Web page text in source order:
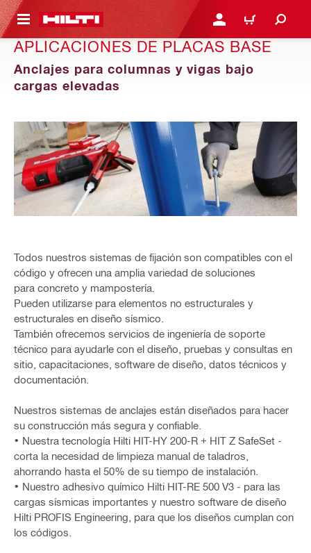
PRINCIPAL INICIE SESIÓN O
CARRITO
APLICACIONES DE PLACAS BASE
Anclajes para columnas y vigas bajo
cargas elevadas
Todos nuestros sistemas de fijación son compatibles con el
código y ofrecen una amplia variedad de soluciones
para concreto y mampostería.
Pueden utilizarse para elementos no estructurales y
estructurales en diseño sísmico.
También ofrecemos servicios de ingeniería de soporte
técnico para ayudarle con el diseño, pruebas y consultas en
sitio, capacitaciones, software de diseño, datos técnicos y
documentación.
Nuestros sistemas de anclajes están diseñados para hacer
su construcción más segura y confiable.
• Nuestra tecnología Hilti HIT-HY 200-R + HIT Z SafeSet -
corta la necesidad de limpieza manual de taladros,
ahorrando hasta el 50% de su tiempo de instalación.
• Nuestro adhesivo químico Hilti HIT-RE 500 V3 - para las
cargas sísmicas importantes y nuestro software de diseño
Hilti PROFIS Engineering, para que los diseños cumplan con
los códigos.